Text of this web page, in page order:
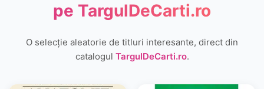
pe TargulDeCarti.ro
O selecție aleatorie de titluri interesante, direct din
catalogul TargulDeCarti.ro.